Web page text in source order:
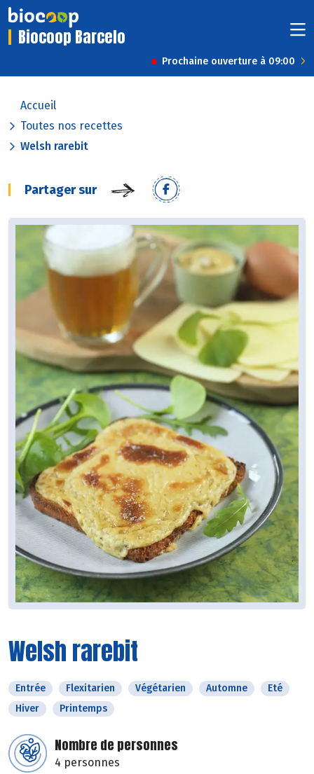
Biocoop Barcelo
Prochaine ouverture à 09:00
Accueil
Toutes nos recettes
Welsh rarebit
Partager sur
Welsh rarebit
Entrée Flexitarien Végétarien Automne
Eté
Hiver
Printemps
Nombre de personnes
4 personnes